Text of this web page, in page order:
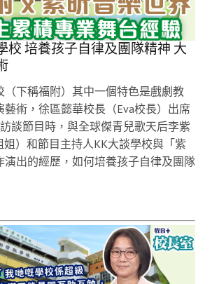
校 培養孩子自律及團隊精神 大
（下稱福附）其中一個特色是戲劇教
藝術，徐區懿華校長（Eva校長）出席
談節目時，與全球傑青兒歌天后李紫
姐）和節目主持人KK大談學校與「紫
演出的經歷，如何培養孩子自律及團隊